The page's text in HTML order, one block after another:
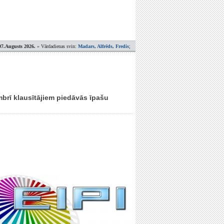
2026. » Vārdadienas svin: Madars, Alfrēds, Fredis;
klausītājiem piedāvās īpašu